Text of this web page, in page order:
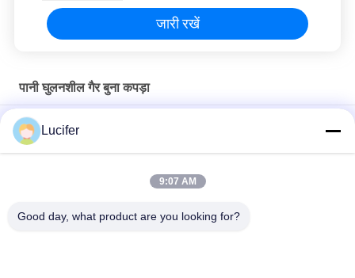
जारी रखें
पानी घुलनशील गैर बुना कपड़ा
कढ़ाई के लिए पीवीए ठंडा पानी घुलनशील गैर बुना कपड़ा उभरा पैटर्न
उभरा हुआ ठंडा पानी घुलनशील कपड़ा, 100% पीवीए कढ़ाई समर्थन
30 फीट पानी घुलनशील गैर बुना कपड़ा / कपड़ा फीता बैकिंग के लिए विघटनकारी
Lucifer
9:07 AM
Good day, what product are you looking for?